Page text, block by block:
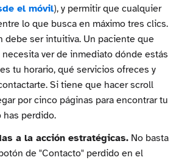
el móvil), y permitir que cualquier
lo que busca en máximo tres clics.
debe ser intuitiva. Un paciente que
necesita ver de inmediato dónde estás
tu horario, qué servicios ofreces y
Si tiene que hacer scroll
por cinco páginas para encontrar tu
has perdido.
a la acción estratégicas. No basta
de "Contacto" perdido en el